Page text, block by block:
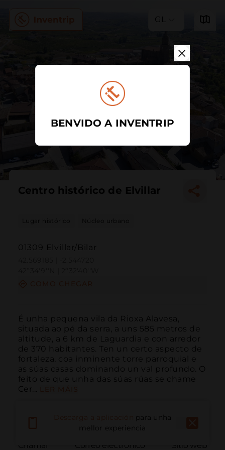
GL
Centro histórico de Elvillar
Lugar histórico Núcleo urbano
01309 Elvillar/Bilar
É unha pequena vila da Rioxa Alavesa,
situada ao pé da serra, a uns 585 metros de
altitude, a 6 km de Laguardia e con arredor
de 370 habitantes. Ten un certo aspecto de
fortaleza, coa inminente torre parroquial e
as súas casas dominando un val profundo. O
feito de que unha das súas rúas se chame
Cer...
Chamar Correo electrónico Sitio web
para unha
mellor experiencia
BENVIDO A INVENTRIP